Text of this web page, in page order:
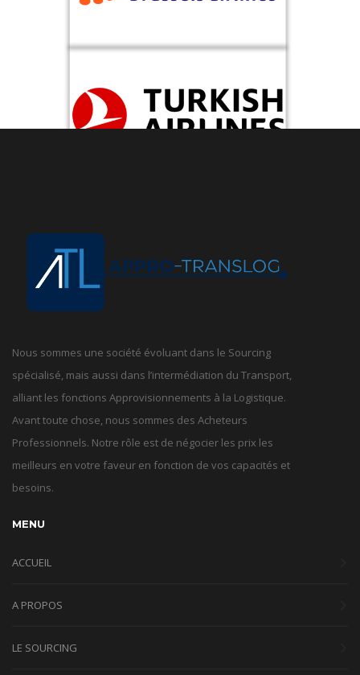
Nous sommes une société évoluant dans le Sourcing
spécialisé, mais aussi dans l’intermédiation du Transport,
alliant les fonctions Approvisionnements à la Logistique.
Avant toute chose, nous sommes des Acheteurs
Professionnels. Notre rôle est de négocier les prix les
meilleurs en votre faveur en fonction de vos capacités et
besoins.
MENU
ACCUEIL
A PROPOS
LE SOURCING